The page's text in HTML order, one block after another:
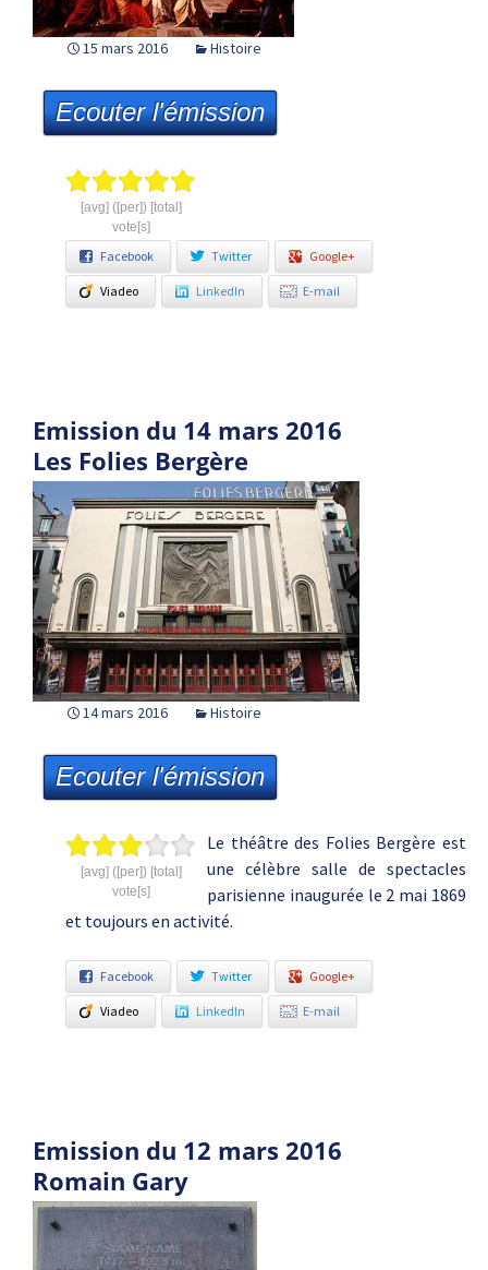
15 mars 2016 Histoire
Ecouter l'émission
[avg] ([per]) [total]
vote[s]
Facebook Twitter Google+
Viadeo LinkedIn E-mail
Emission du 14 mars 2016
Les Folies Bergère
14 mars 2016 Histoire
Ecouter l'émission
[avg] ([per]) [total]
vote[s]
Le théâtre des Folies Bergère est
une célèbre salle de spectacles
parisienne inaugurée le 2 mai 1869
et toujours en activité.
Facebook Twitter Google+
Viadeo LinkedIn E-mail
Emission du 12 mars 2016
Romain Gary